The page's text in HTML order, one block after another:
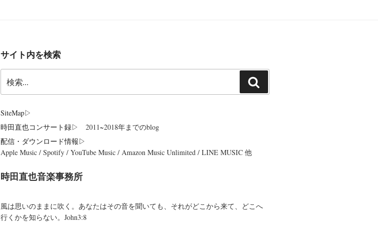
サイト内を検索
索:
索
SiteMap▷
時田直也コンサート録▷ 2011~2018年までのblog
配信・ダウンロード情報▷
Apple Music / Spotify / YouTube Music / Amazon Music Unlimited / LINE MUSIC 他
時田直也音楽事務所
風は思いのままに吹く。あなたはその音を聞いても、それがどこから来て、どこへ
行くかを知らない。John3:8